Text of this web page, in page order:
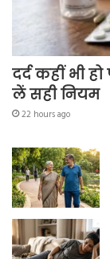
दर्द कहीं भी
लें सही नियम
22 hours ago